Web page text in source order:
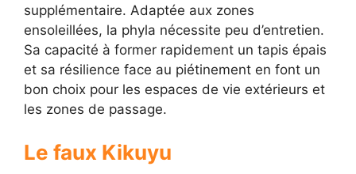
supplémentaire. Adaptée aux zones
ensoleillées, la phyla nécessite peu d’entretien.
Sa capacité à former rapidement un tapis épais
et sa résilience face au piétinement en font un
bon choix pour les espaces de vie extérieurs et
les zones de passage.
Le faux Kikuyu